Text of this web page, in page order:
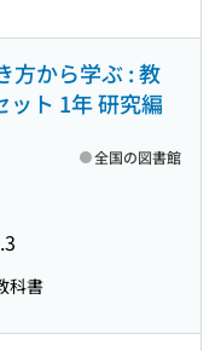
方から学ぶ : 教
ット 1年 研究編
全国の図書館
科書